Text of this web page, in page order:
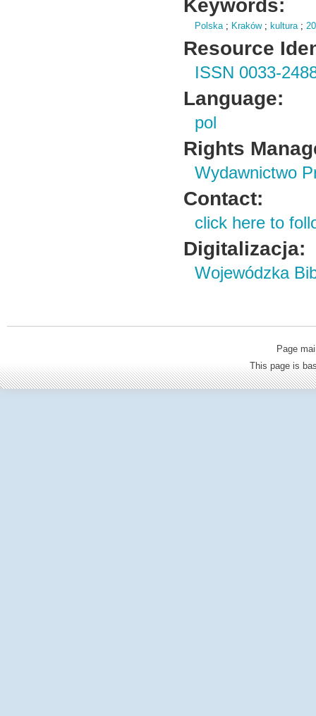
Keywords:
Polska; Kraków; kultura;
Resource
ISSN 0033-
Language:
pol
Rights
Wydawnictwo
Contact:
click here to
Digitalizacja:
Wojewódzka
Page
This page is